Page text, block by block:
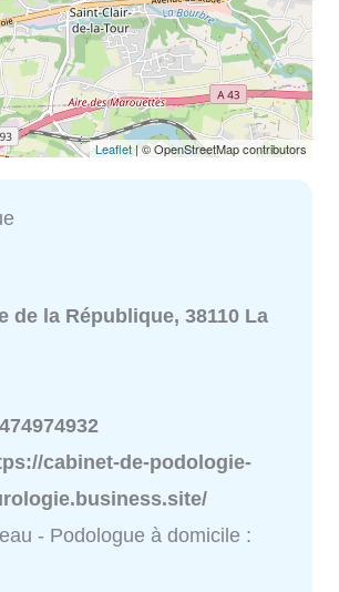
Leaflet | © OpenStreetMap contributors
de la République, 38110 La
cabinet-de-podologie-
- Podologue à domicile :